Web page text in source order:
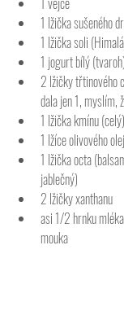
1 lžička sušeného
1 lžička soli
1 jogurt bílý
2 lžičky třtinového
dala jen 1, myslím,
1 lžička kmínu (celý)
1 lžíce olivového
1 lžička octa
jablečný)
2 lžičky xanthanu
asi 1/2 hrnku
mouka